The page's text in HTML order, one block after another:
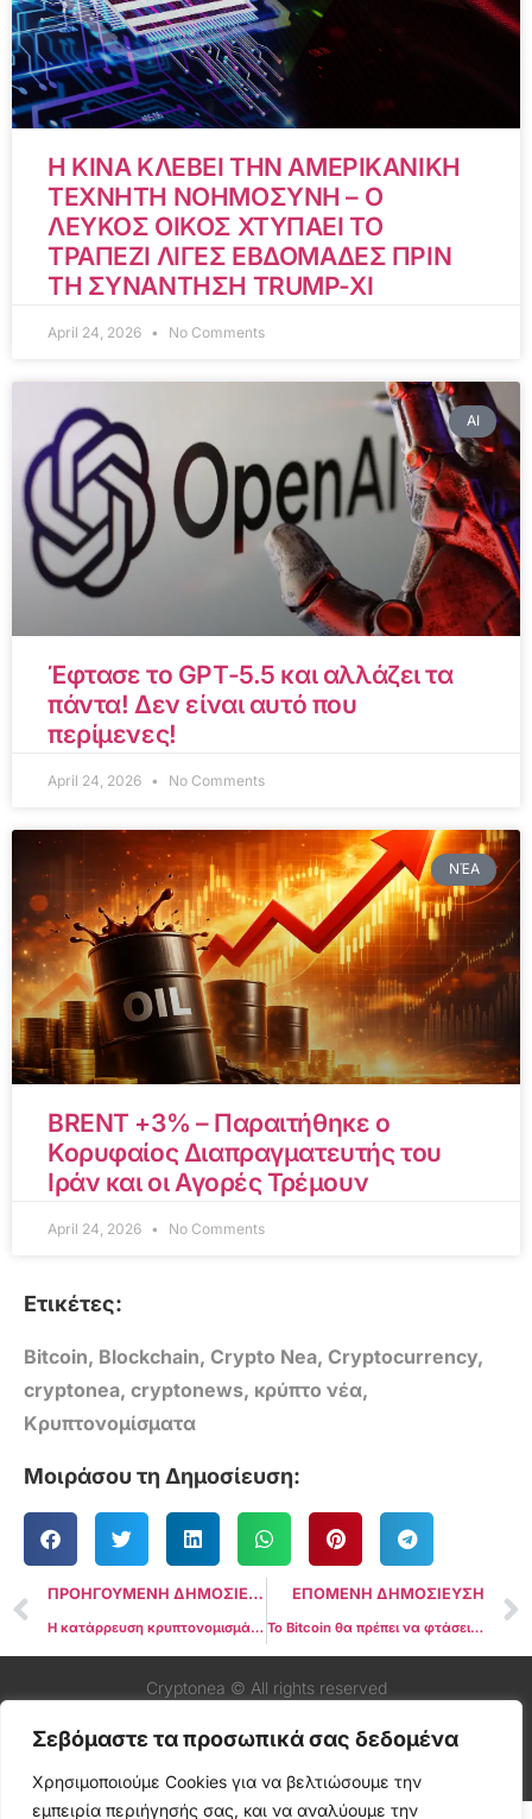
Σεβόμαστε τα προσωπικά σας δεδομένα
Χρησιμοποιούμε Cookies για να βελτιώσουμε την
εμπειρία περιήγησής σας, και να αναλύουμε την
Η ΚΙΝΑ ΚΛΕΒΕΙ ΤΗΝ ΑΜΕΡΙΚΑΝΙΚΗ
ΤΕΧΝΗΤΗ ΝΟΗΜΟΣΥΝΗ – Ο
ΛΕΥΚΟΣ ΟΙΚΟΣ ΧΤΥΠΑΕΙ ΤΟ
ΤΡΑΠΕΖΙ ΛΙΓΕΣ ΕΒΔΟΜΑΔΕΣ ΠΡΙΝ
ΤΗ ΣΥΝΑΝΤΗΣΗ TRUMP-XI
April 24, 2026 No Comments
AI
Έφτασε το GPT-5.5 και αλλάζει τα
πάντα! Δεν είναι αυτό που
περίμενες!
April 24, 2026 No Comments
ΝΈΑ
BRENT +3% – Παραιτήθηκε ο
Κορυφαίος Διαπραγματευτής του
Ιράν και οι Αγορές Τρέμουν
April 24, 2026 No Comments
Ετικέτες:
Bitcoin, Blockchain, Crypto Nea, Cryptocurrency,
cryptonea, cryptonews, κρύπτο νέα,
Κρυπτονομίσματα
Μοιράσου τη Δημοσίευση:
ΠΡΟΗΓΟΥΜΕΝΗ ΔΗΜΟΣΙΕΥΣΗ
Η κατάρρευση κρυπτονομισμάτων $510 δισεκατομμυρίων διαγράφει τα κέρδη του 2024 για κορυφαία 50 Coins
ΕΠΟΜΕΝΗ ΔΗΜΟΣΙΕΥΣΗ
Το Bitcoin θα πρέπει να φτάσει σε χαμηλά $40.000 για την ιδανική είσοδο στην αγορά, λέει η 10x Research
Cryptonea © All rights reserved